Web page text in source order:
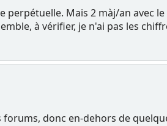
perpétuelle. Mais 2 màj/an avec
à vérifier, je n'ai pas les
forums, donc en-dehors de